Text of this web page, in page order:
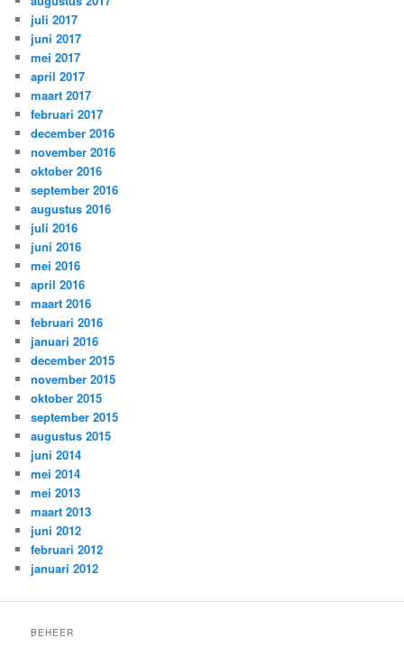
juli 2017
juni 2017
mei 2017
april 2017
maart 2017
februari 2017
december 2016
november 2016
oktober 2016
september 2016
augustus 2016
juli 2016
juni 2016
mei 2016
april 2016
maart 2016
februari 2016
januari 2016
december 2015
november 2015
oktober 2015
september 2015
augustus 2015
juni 2014
mei 2014
mei 2013
maart 2013
juni 2012
februari 2012
januari 2012
BEHEER